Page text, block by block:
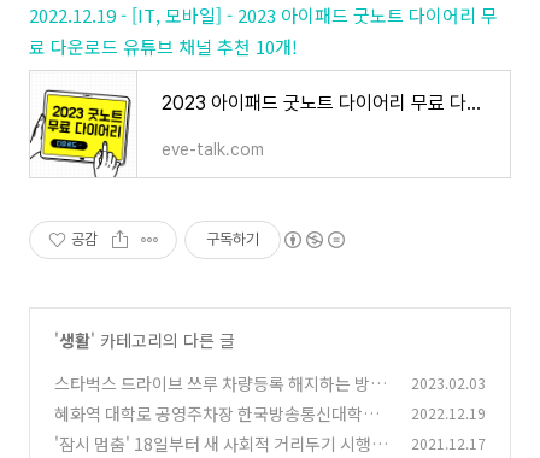
2022.12.19 - [IT, 모바일] - 2023 아이패드 굿노트 다이어리 무
료 다운로드 유튜브 채널 추천 10개!
2023 아이패드 굿노트 다이어리 무료 다운로드 유튜브 채널 추천 10개!
eve-talk.com
공감 구독하기
'생활' 카테고리의 다른 글
스타벅스 드라이브 쓰루 차량등록 해지하는 방법
(4)
2023.02.03
혜화역 대학로 공영주차장 한국방송통신대학교
공공주차장 주차할인 꿀팁
(1804)
2022.12.19
'잠시 멈춤' 18일부터 새 사회적 거리두기 시행
(1
2021.12.17